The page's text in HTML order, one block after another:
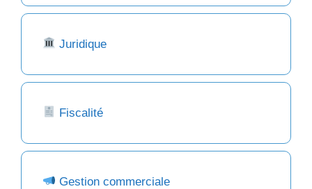
Juridique
Fiscalité
Gestion commerciale